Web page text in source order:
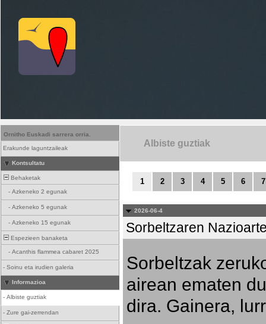
Ornitho Euskadi sarrera orria.
Erakunde laguntzaileak
Kontsultatu
Behaketak
- Azkeneko 2 egunak
- Azkeneko 5 egunak
- Azkeneko 15 egunak
Espezieen banaketa
- Acanthis flammea cabaret 2025
- Soinu eta irudien galeria
Informazioa
- Albiste guztiak
- Zure gai-zerrendan
Albiste guztiak
1 2 3 4 5 6 7
2026-06-4
Sorbeltzaren
Sorbeltzak
airean ematen
dira. Gainera,